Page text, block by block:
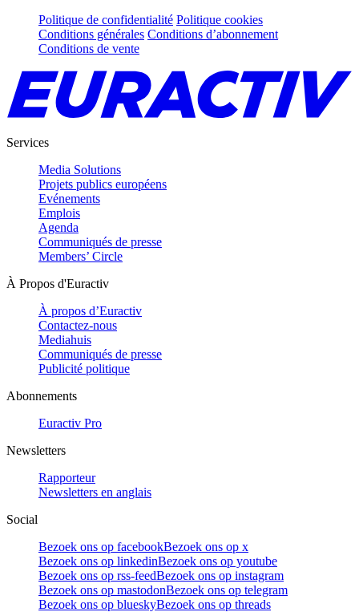
Politique de confidentialité Politique cookies
Conditions générales Conditions d’abonnement
Conditions de vente
Services
Media Solutions
Projets publics européens
Evénements
Emplois
Agenda
Communiqués de presse
Members’ Circle
À Propos d'Euractiv
À propos d’Euractiv
Contactez-nous
Mediahuis
Communiqués de presse
Publicité politique
Abonnements
Euractiv Pro
Newsletters
Rapporteur
Newsletters en anglais
Social
Bezoek ons op facebookBezoek ons op x
Bezoek ons op linkedinBezoek ons op youtube
Bezoek ons op rss-feedBezoek ons op instagram
Bezoek ons op mastodonBezoek ons op telegram
Bezoek ons op blueskyBezoek ons op threads